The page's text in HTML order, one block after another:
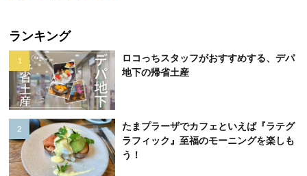
ランキング
ロコっちスタッフがおすすめする、デパ
地下の帰省土産
たまプラーザでカフェといえば『ラテグ
ラフィック』至福のモーニングを楽しも
う！